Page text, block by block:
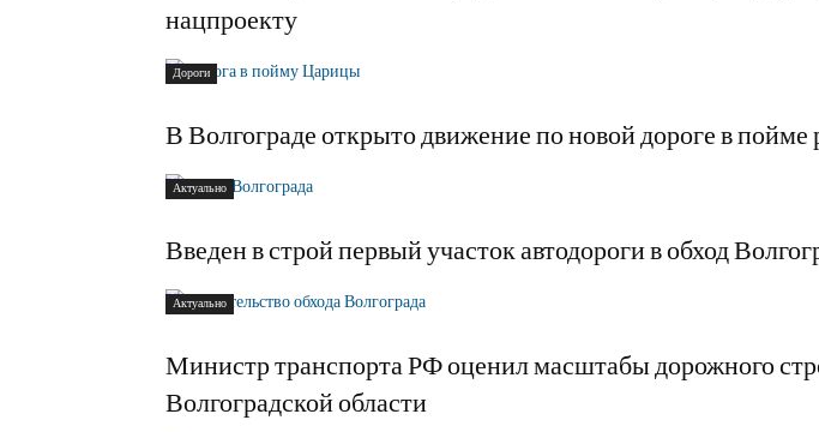
нацпроекту
Дороги
В Волгограде открыто движение по новой дороге в
Актуально
Введен в строй первый участок автодороги в обход
Актуально
Министр транспорта РФ оценил масштабы дорожного
Волгоградской области